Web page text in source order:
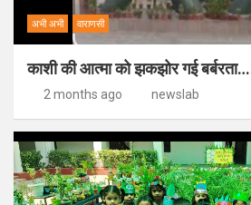
अभी अभी वाराणसी
काशी की आत्मा को झकझोर गई
2 months ago newslab